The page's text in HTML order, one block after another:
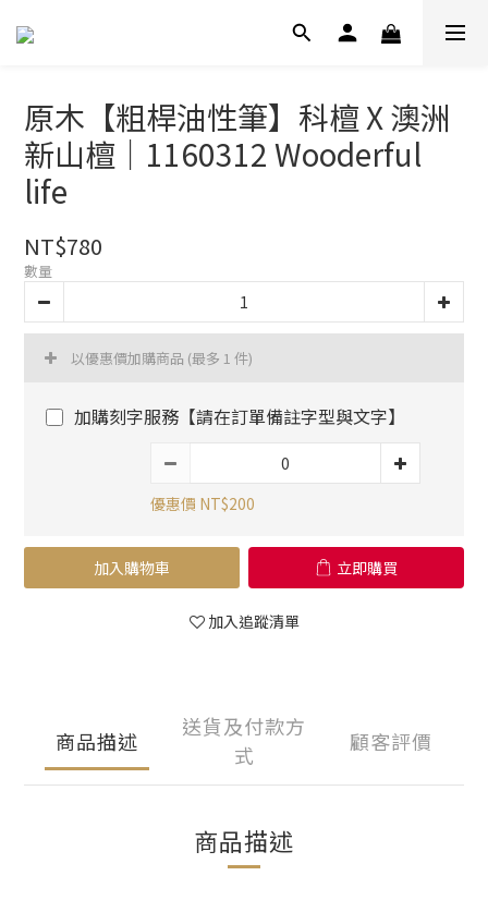
原木【粗桿油性筆】科檀 X 澳洲
新山檀｜1160312 Wooderful
life
NT$780
數量
以優惠價加購商品 (最多 1 件)
加購刻字服務【請在訂單備註字型與文字】
優惠價 NT$200
加入購物車 立即購買
加入追蹤清單
商品描述
送貨及付款方
式
顧客評價
商品描述